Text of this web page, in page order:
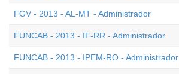
FGV - 2013 - AL-MT - Administrador
FUNCAB - 2013 - IF-RR - Administrador
FUNCAB - 2013 - IPEM-RO - Administrador